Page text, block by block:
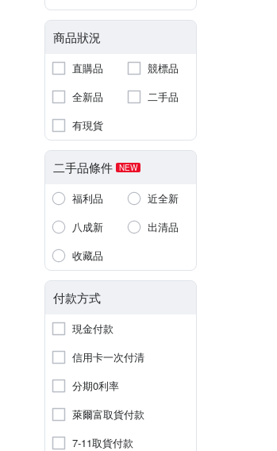
商品狀況
直購品
競標品
全新品
二手品
有現貨
二手品條件 NEW
福利品
近全新
八成新
出清品
收藏品
付款方式
現金付款
信用卡一次付清
分期0利率
萊爾富取貨付款
7-11取貨付款